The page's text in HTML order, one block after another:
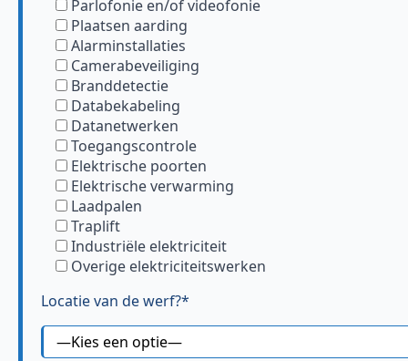
Parlofonie en/of videofonie
Plaatsen aarding
Alarminstallaties
Camerabeveiliging
Branddetectie
Databekabeling
Datanetwerken
Toegangscontrole
Elektrische poorten
Elektrische verwarming
Laadpalen
Traplift
Industriële elektriciteit
Overige elektriciteitswerken
Locatie van de werf?*